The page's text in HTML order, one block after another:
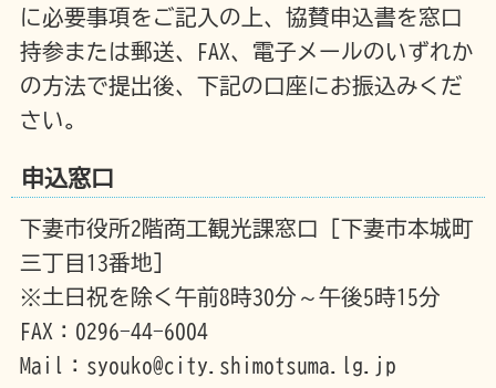
に必要事項をご記入の上、協賛申込書を窓口
持参または郵送、FAX、電子メールのいずれか
の方法で提出後、下記の口座にお振込みくだ
さい。
申込窓口
下妻市役所2階商工観光課窓口［下妻市本城町
三丁目13番地］
※土日祝を除く午前8時30分～午後5時15分
FAX：0296-44-6004
Mail：syouko@city.shimotsuma.lg.jp